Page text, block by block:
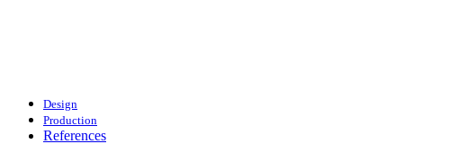
Design
Production
References